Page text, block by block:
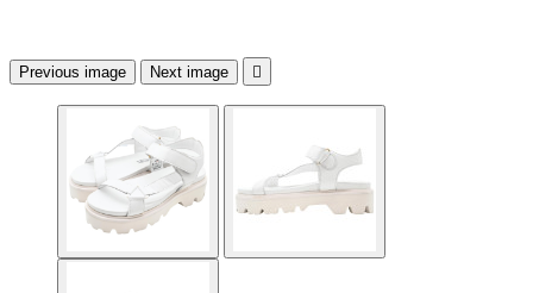
Previous image Next image 